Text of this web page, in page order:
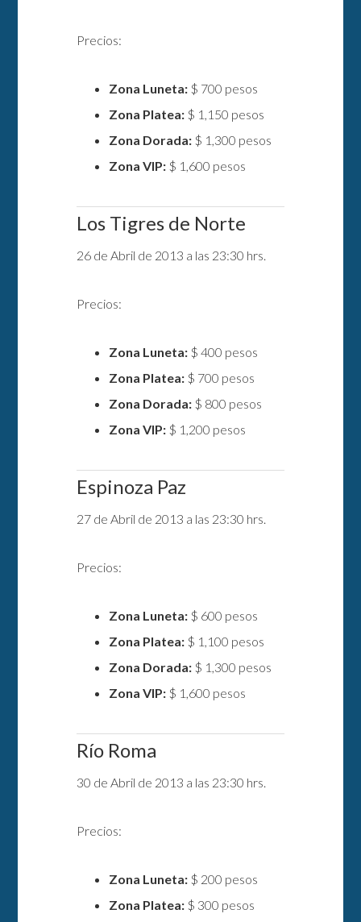
Precios:
Zona Luneta: $ 700 pesos
Zona Platea: $ 1,150 pesos
Zona Dorada: $ 1,300 pesos
Zona VIP: $ 1,600 pesos
Los Tigres de Norte
26 de Abril de 2013 a las 23:30 hrs.
Precios:
Zona Luneta: $ 400 pesos
Zona Platea: $ 700 pesos
Zona Dorada: $ 800 pesos
Zona VIP: $ 1,200 pesos
Espinoza Paz
27 de Abril de 2013 a las 23:30 hrs.
Precios:
Zona Luneta: $ 600 pesos
Zona Platea: $ 1,100 pesos
Zona Dorada: $ 1,300 pesos
Zona VIP: $ 1,600 pesos
Río Roma
30 de Abril de 2013 a las 23:30 hrs.
Precios:
Zona Luneta: $ 200 pesos
Zona Platea: $ 300 pesos